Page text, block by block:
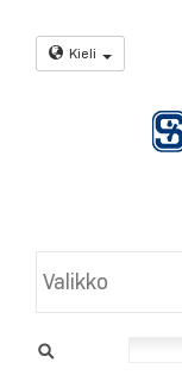
Kieli
Valikko